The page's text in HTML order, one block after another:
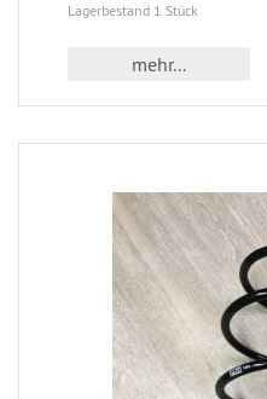
Lagerbestand 1 Stück
mehr...